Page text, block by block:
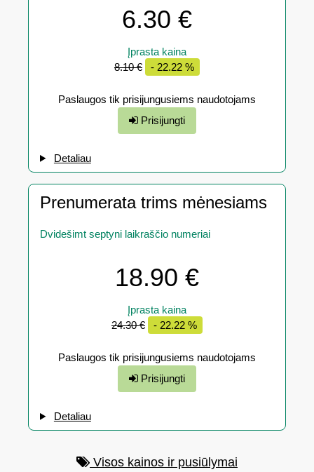
6.30 €
Įprasta kaina
8.10 €
- 22.22 %
Paslaugos tik prisijungusiems naudotojams
Prisijungti
Detaliau
Prenumerata trims mėnesiams
Dvidešimt septyni laikraščio numeriai
18.90 €
Įprasta kaina
24.30 €
- 22.22 %
Paslaugos tik prisijungusiems naudotojams
Prisijungti
Detaliau
Visos kainos ir pusiūlymai